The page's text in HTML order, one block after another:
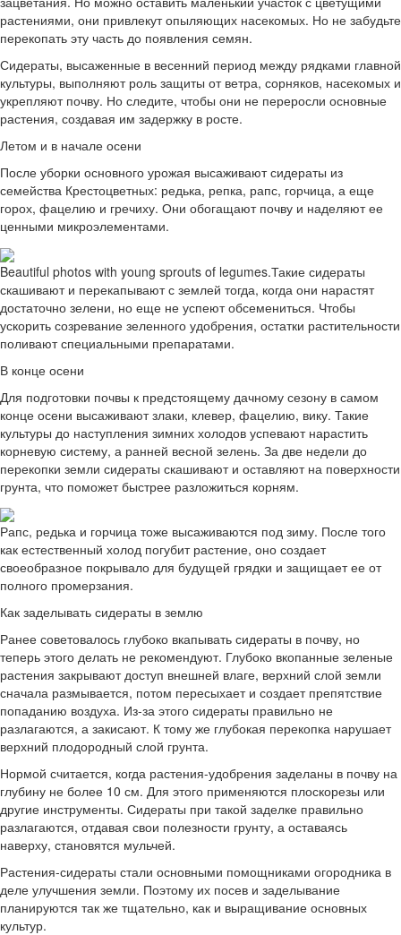
растениями, они привлекут опыляющих насекомых. Но не забудьте
перекопать эту часть до появления семян.
Сидераты, высаженные в весенний период между рядками главной
культуры, выполняют роль защиты от ветра, сорняков, насекомых и
укрепляют почву. Но следите, чтобы они не переросли основные
растения, создавая им задержку в росте.
Летом и в начале осени
После уборки основного урожая высаживают сидераты из
семейства Крестоцветных: редька, репка, рапс, горчица, а еще
горох, фацелию и гречиху. Они обогащают почву и наделяют ее
ценными микроэлементами.
Beautiful photos with young sprouts of legumes.Такие сидераты
скашивают и перекапывают с землей тогда, когда они нарастят
достаточно зелени, но еще не успеют обсемениться. Чтобы
ускорить созревание зеленного удобрения, остатки растительности
поливают специальными препаратами.
В конце осени
Для подготовки почвы к предстоящему дачному сезону в самом
конце осени высаживают злаки, клевер, фацелию, вику. Такие
культуры до наступления зимних холодов успевают нарастить
корневую систему, а ранней весной зелень. За две недели до
перекопки земли сидераты скашивают и оставляют на поверхности
грунта, что поможет быстрее разложиться корням.
Рапс, редька и горчица тоже высаживаются под зиму. После того
как естественный холод погубит растение, оно создает
своеобразное покрывало для будущей грядки и защищает ее от
полного промерзания.
Как заделывать сидераты в землю
Ранее советовалось глубоко вкапывать сидераты в почву, но
теперь этого делать не рекомендуют. Глубоко вкопанные зеленые
растения закрывают доступ внешней влаге, верхний слой земли
сначала размывается, потом пересыхает и создает препятствие
попаданию воздуха. Из-за этого сидераты правильно не
разлагаются, а закисают. К тому же глубокая перекопка нарушает
верхний плодородный слой грунта.
Нормой считается, когда растения-удобрения заделаны в почву на
глубину не более 10 см. Для этого применяются плоскорезы или
другие инструменты. Сидераты при такой заделке правильно
разлагаются, отдавая свои полезности грунту, а оставаясь
наверху, становятся мульчей.
Растения-сидераты стали основными помощниками огородника в
деле улучшения земли. Поэтому их посев и заделывание
планируются так же тщательно, как и выращивание основных
культур.